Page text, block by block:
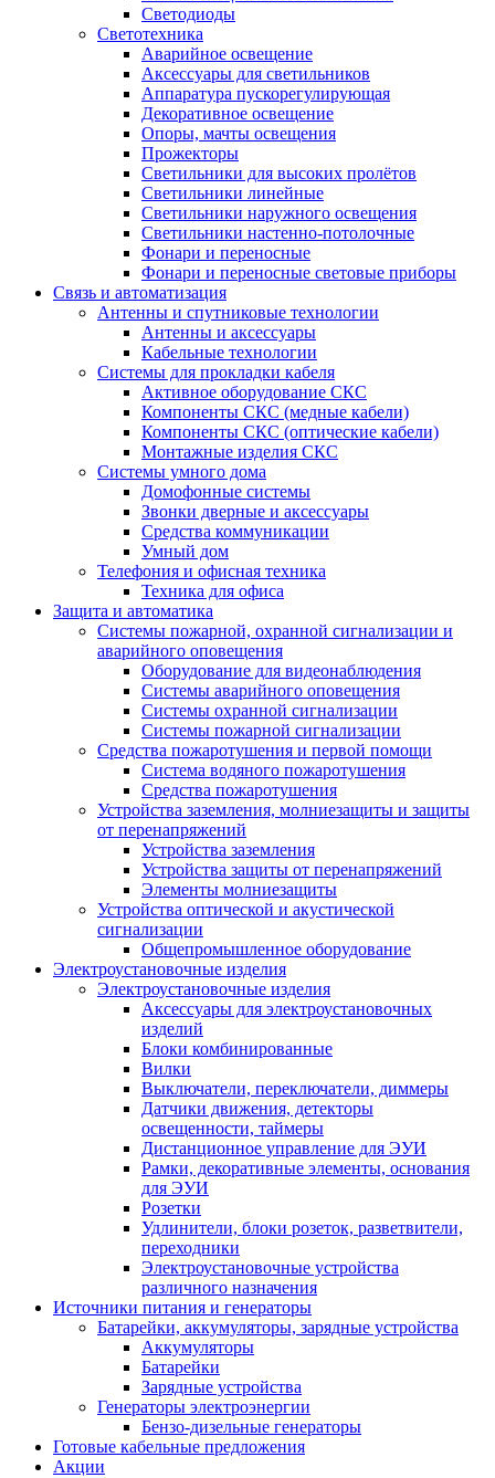
Светодиоды
Светотехника
Аварийное освещение
Аксессуары для светильников
Аппаратура пускорегулирующая
Декоративное освещение
Опоры, мачты освещения
Прожекторы
Светильники для высоких пролётов
Светильники линейные
Светильники наружного освещения
Светильники настенно-потолочные
Фонари и переносные
Фонари и переносные световые приборы
Связь и автоматизация
Антенны и спутниковые технологии
Антенны и аксессуары
Кабельные технологии
Системы для прокладки кабеля
Активное оборудование СКС
Компоненты СКС (медные кабели)
Компоненты СКС (оптические кабели)
Монтажные изделия СКС
Системы умного дома
Домофонные системы
Звонки дверные и аксессуары
Средства коммуникации
Умный дом
Телефония и офисная техника
Техника для офиса
Защита и автоматика
Системы пожарной, охранной сигнализации и
аварийного оповещения
Оборудование для видеонаблюдения
Системы аварийного оповещения
Системы охранной сигнализации
Системы пожарной сигнализации
Средства пожаротушения и первой помощи
Система водяного пожаротушения
Средства пожаротушения
Устройства заземления, молниезащиты и защиты
от перенапряжений
Устройства заземления
Устройства защиты от перенапряжений
Элементы молниезащиты
Устройства оптической и акустической
сигнализации
Общепромышленное оборудование
Электроустановочные изделия
Электроустановочные изделия
Аксессуары для электроустановочных
изделий
Блоки комбинированные
Вилки
Выключатели, переключатели, диммеры
Датчики движения, детекторы
освещенности, таймеры
Дистанционное управление для ЭУИ
Рамки, декоративные элементы, основания
для ЭУИ
Розетки
Удлинители, блоки розеток, разветвители,
переходники
Электроустановочные устройства
различного назначения
Источники питания и генераторы
Батарейки, аккумуляторы, зарядные устройства
Аккумуляторы
Батарейки
Зарядные устройства
Генераторы электроэнергии
Бензо-дизельные генераторы
Готовые кабельные предложения
Акции